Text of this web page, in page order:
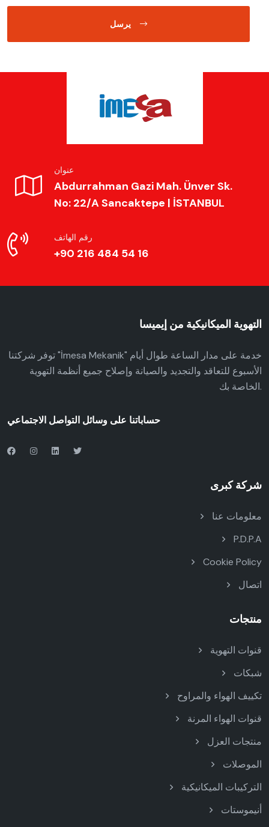
يرسل
رقم الهاتف
+90 216 484 54 16
عنوان
Abdurrahman Gazi Mah. Ünver Sk.
No: 22/A Sancaktepe | İSTANBUL
التهوية الميكانيكية من إيميسا
توفر شركتنا "İmesa Mekanik" خدمة على مدار الساعة طوال أيام
الأسبوع للتعاقد والتجديد والصيانة وإصلاح جميع أنظمة التهوية
الخاصة بك.
حساباتنا على وسائل التواصل الاجتماعي
شركة كبرى
معلومات عنا
P.D.P.A
Cookie Policy
اتصال
منتجات
قنوات التهوية
شبكات
تكييف الهواء والمراوح
قنوات الهواء المرنة
منتجات العزل
الموصلات
التركيبات الميكانيكية
أنيموستات